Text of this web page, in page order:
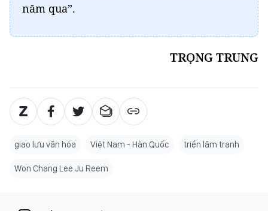
năm qua”.
TRỌNG TRUNG
giao lưu văn hóa Việt Nam - Hàn Quốc triển lãm tranh
Won Chang Lee Ju Reem